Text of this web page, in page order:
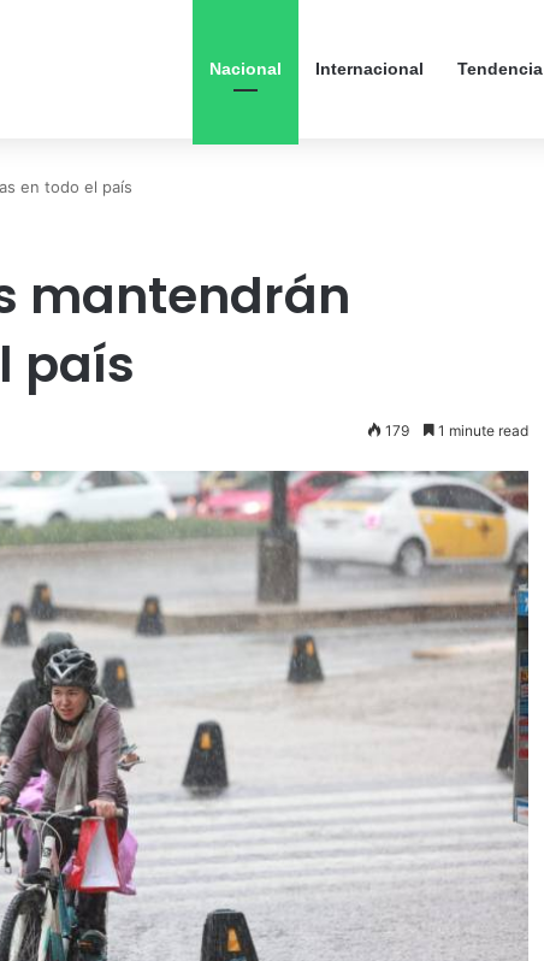
Nacional Internacional Tendencia
en todo el país
mantendrán
país
179 1 minute read